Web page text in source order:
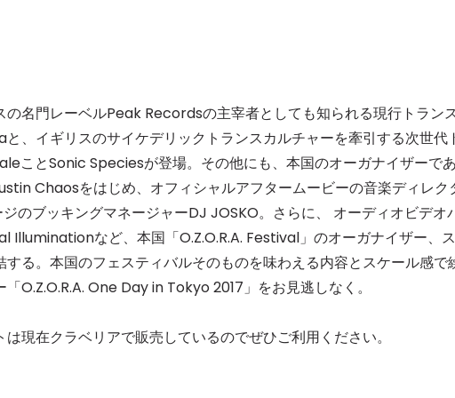
名門レーベルPeak Recordsの主宰者としても知られる現行トラン
、イギリスのサイケデリックトランスカルチャーを牽引する次世代
ことSonic Speciesが登場。その他にも、本国のオーガナイザーであ
Chaosをはじめ、オフィシャルアフタームービーの音楽ディレク
のブッキングマネージャーDJ JOSKO。さらに、 オーディオビデオ
Illuminationなど、本国「O.Z.O.R.A. Festival」のオーガナイザー、ス
る。本国のフェスティバルそのものを味わえる内容とスケール感で
O.Z.O.R.A. One Day in Tokyo 2017」をお見逃しなく。
現在クラベリアで販売しているのでぜひご利用ください。